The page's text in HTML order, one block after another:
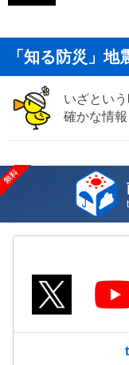
「知る防災」地
いざとい
確かな情